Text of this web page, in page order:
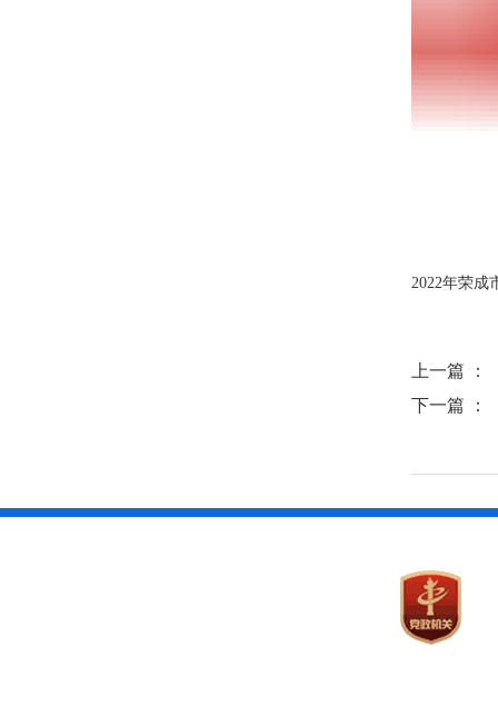
2022年荣成
上一篇 ：
下一篇 ：